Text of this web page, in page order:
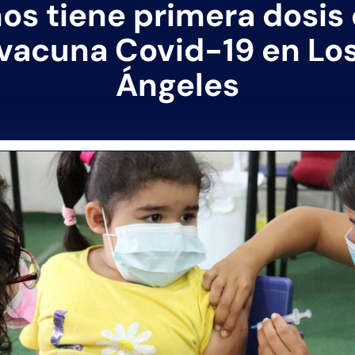
tiene primera dosis
Covid-19 en
Ángeles